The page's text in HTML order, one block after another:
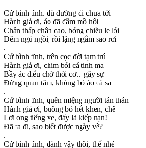
Cứ bình tĩnh, dù đường đi chưa tới
Hành giả ơi, áo đã đẫm mồ hôi
Chân thấp chân cao, bóng chiều le lói
Đêm ngủ ngồi, rồi lặng ngắm sao rơi
.
Cứ bình tĩnh, trên cọc đời tạm trú
Hành giả ơi, chim bói cá tinh ma
Bầy ác điểu chờ thời cơ... gây sự
Đừng quan tâm, không bỏ áo cà sa
.
Cứ bình tĩnh, quên miệng người tán thán
Hành giả ơi, buông bỏ hết khen, chê
Lời ong tiếng ve, đấy là kiếp nạn!
Đã ra đi, sao biết được ngày về?
.
Cứ bình tĩnh, đành vậy thôi, thế nhé